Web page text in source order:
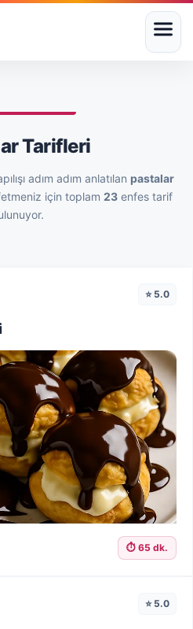
Tarifleri
adım adım anlatılan pastalar
için toplam 23 enfes tarif
⭐ 5.0
⏱️ 65 dk.
⭐ 5.0